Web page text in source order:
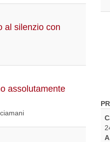
al silenzio con
assolutamente